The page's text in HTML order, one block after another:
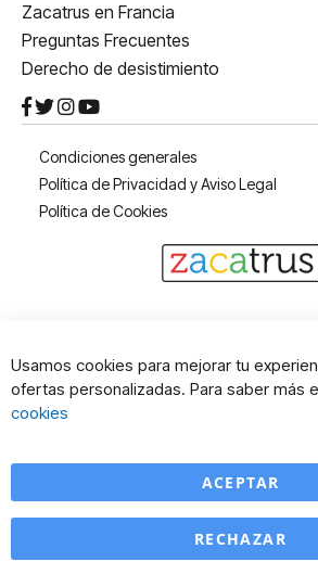
Zacatrus en Francia
Preguntas Frecuentes
Derecho de desistimiento
Condiciones generales
Política de Privacidad y Aviso Legal
Política de Cookies
Usamos cookies para mejorar tu
ofertas personalizadas. Para saber más
cookies
ACEPTAR
RECHAZAR